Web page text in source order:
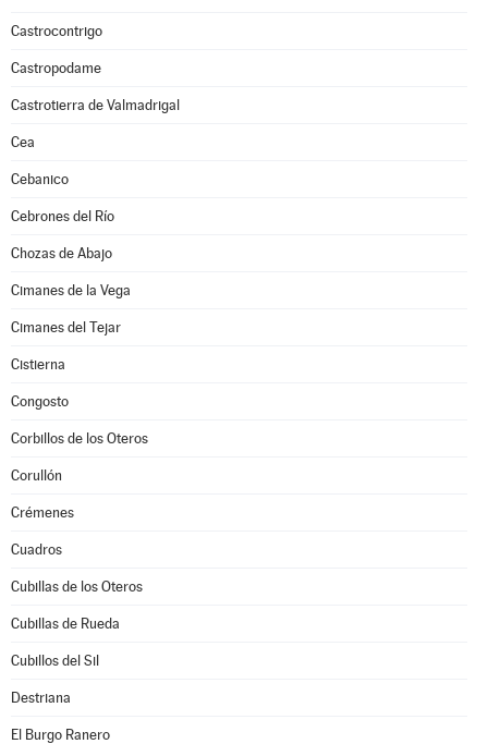
Castrocontrigo
Castropodame
Castrotierra de Valmadrigal
Cea
Cebanico
Cebrones del Río
Chozas de Abajo
Cimanes de la Vega
Cimanes del Tejar
Cistierna
Congosto
Corbillos de los Oteros
Corullón
Crémenes
Cuadros
Cubillas de los Oteros
Cubillas de Rueda
Cubillos del Sil
Destriana
El Burgo Ranero